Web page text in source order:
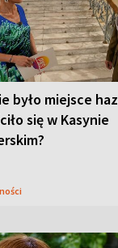
było miejsce
się w Kasynie